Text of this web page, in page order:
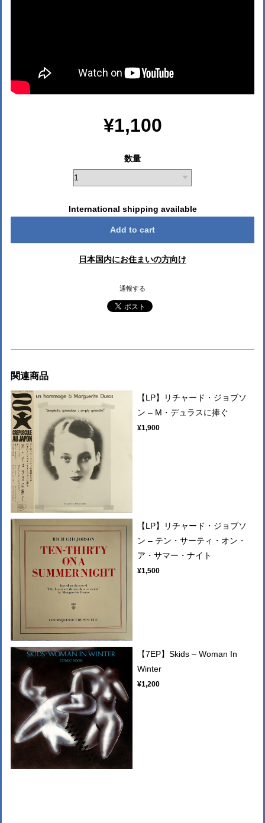
¥1,100
数量
International shipping available
Add to cart
日本国内にお住まいの方向け
通報する
関連商品
【LP】リチャード・ジョブソ
ン – M・デュラスに捧ぐ
¥1,900
【LP】リチャード・ジョブソ
ン – テン・サーティ・オン・
ア・サマー・ナイト
¥1,500
【7EP】Skids – Woman In
Winter
¥1,200